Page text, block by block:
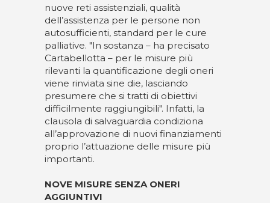
nuove reti assistenziali, qualità
dell’assistenza per le persone non
autosufficienti, standard per le cure
palliative. "In sostanza – ha precisato
Cartabellotta – per le misure più
rilevanti la quantificazione degli oneri
viene rinviata sine die, lasciando
presumere che si tratti di obiettivi
difficilmente raggiungibili". Infatti, la
clausola di salvaguardia condiziona
all’approvazione di nuovi finanziamenti
proprio l’attuazione delle misure più
importanti.
NOVE MISURE SENZA ONERI
AGGIUNTIVI